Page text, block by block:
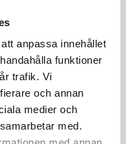
anpassa innehållet
funktioner
trafik. Vi
och annan
medier och
med.
hjärtans dag,
café och
av Solna